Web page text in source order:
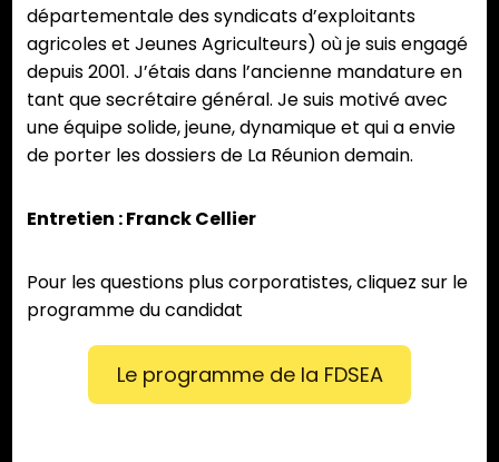
départementale des syndicats d’exploitants
agricoles et Jeunes Agriculteurs) où je suis engagé
depuis 2001. J’étais dans l’ancienne mandature en
tant que secrétaire général. Je suis motivé avec
une équipe solide, jeune, dynamique et qui a envie
de porter les dossiers de La Réunion demain.
Entretien : Franck Cellier
Pour les questions plus corporatistes, cliquez sur le
programme du candidat
Le programme de la FDSEA